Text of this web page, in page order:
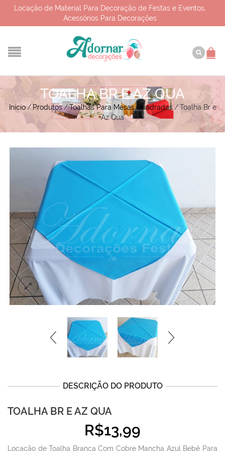
Locação de Material Para Decoração de Festas e Eventos,
Acessórios Para Decorações
TOALHA BR E AZ QUA
Início/ Produtos/Toalhas Para Mesas Quadradas /Toalha Br e
Az Qua
DESCRIÇÃO DO PRODUTO
TOALHA BR E AZ QUA
R$13,99
Locação de Toalha Branca Com Cobre Mancha Azul Bebê Para